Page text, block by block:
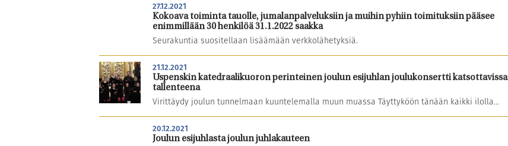
27.12.2021
Kokoava toiminta tauolle, jumalanpalveluksiin ja muihin pyhiin toimituksiin pääsee
enimmillään 30 henkilöä 31.1.2022 saakka
Seurakuntia suositellaan lisäämään verkkolähetyksiä.
21.12.2021
Uspenskin katedraalikuoron perinteinen joulun esijuhlan joulukonsertti katsottavissa
tallenteena
Virittäydy joulun tunnelmaan kuuntelemalla muun muassa Täyttyköön tänään kaikki ilolla...
20.12.2021
Joulun esijuhlasta joulun juhlakauteen